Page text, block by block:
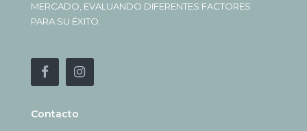
MERCADO, EVALUANDO DIFERENTES FACTORES
PARA SU ÉXITO.
Contacto